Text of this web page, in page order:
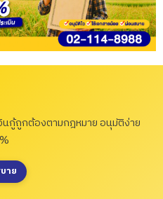
กู้ถูกต้องตามกฎหมาย อนุมัติง่าย
าย